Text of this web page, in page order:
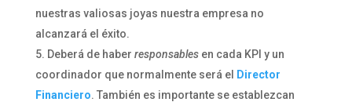
nuestras valiosas joyas nuestra empresa no
alcanzará el éxito.
Deberá de haber responsablesen cada KPI y un
coordinador que normalmente será el
Director
Financiero. También es importante se establezcan